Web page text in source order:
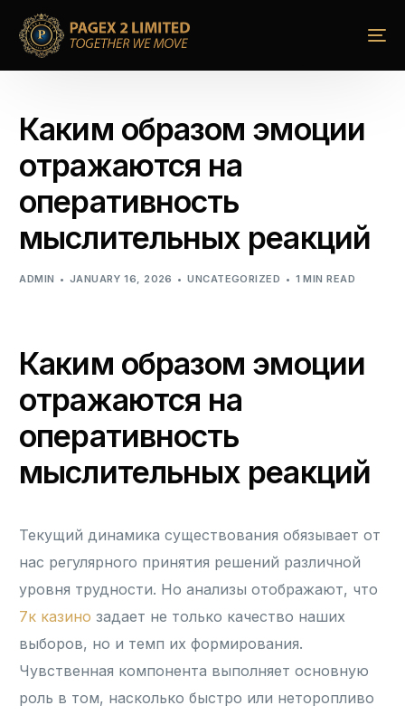
Каким образом эмоции
отражаются на
оперативность
мыслительных реакций
ADMIN JANUARY 16, 2026 UNCATEGORIZED 1 MIN READ
Каким образом эмоции
отражаются на
оперативность
мыслительных реакций
Текущий динамика существования обязывает от
нас регулярного принятия решений различной
уровня трудности. Но анализы отображают, что
7к казино задает не только качество наших
выборов, но и темп их формирования.
Чувственная компонента выполняет основную
роль в том, насколько быстро или неторопливо